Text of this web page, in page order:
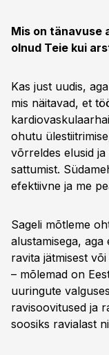
Mis on tänavuse
olnud Teie kui
Kas just uudis,
mis näitavad, et
ohutu
võrreldes elusid ja
sattumist.
efektiivne ja me
Sageli mõtleme
alustamisega,
ravita jätmisest
– mõlemad on
uuringute
ravisoovitused ja
soosiks ravialast